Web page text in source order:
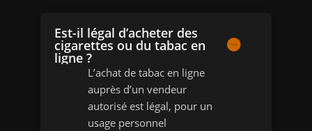
Est-il légal d’acheter des
cigarettes ou du tabac en
ligne ?
L’achat de tabac en ligne
auprès d’un vendeur
autorisé est légal, pour un
usage personnel